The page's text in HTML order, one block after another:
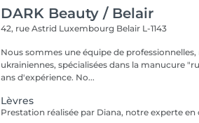
DARK Beauty / Belair
42, rue Astrid Luxembourg Belair L-1143
Nous sommes une équipe de
ukrainiennes, spécialisées dans la manucure
ans d'expérience. No...
Lèvres